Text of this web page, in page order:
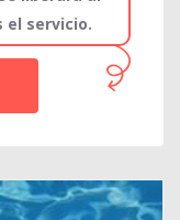
el servicio.